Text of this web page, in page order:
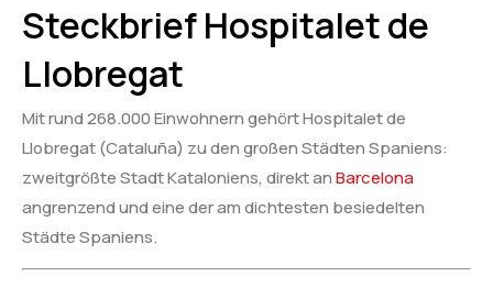
Steckbrief Hospitalet de
Llobregat
Mit rund 268.000 Einwohnern gehört Hospitalet de
Llobregat (Cataluña) zu den großen Städten Spaniens:
zweitgrößte Stadt Kataloniens, direkt anBarcelona
angrenzend und eine der am dichtesten besiedelten
Städte Spaniens.